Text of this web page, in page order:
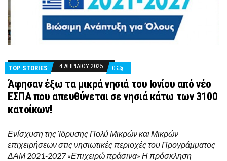
TOP STORIES 4 ΑΠΡΙΛΊΟΥ 2025 0
Άφησαν έξω τα μικρά νησιά του Ιονίου από νέο
ΕΣΠΑ που απευθύνεται σε νησιά κάτω των 3100
κατοίκων!
Ενίσχυση της Ίδρυσης Πολύ Μικρών και Μικρών
επιχειρήσεων στις νησιωτικές περιοχές του Προγράμματος
ΔΑΜ 2021-2027 «Επιχειρώ πράσινα» Η πρόσκληση